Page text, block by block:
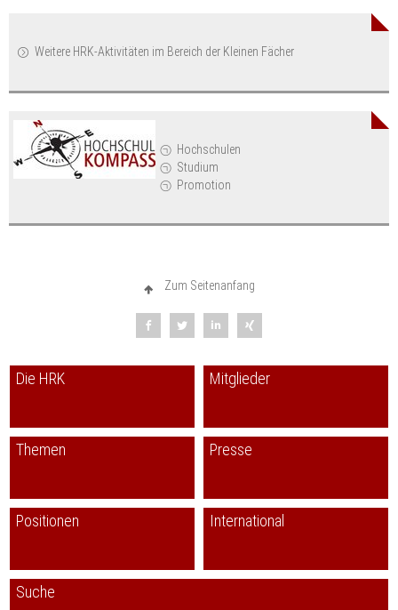
Hochschulen
Studium
Promotion
Weitere HRK-Aktivitäten im Bereich der Kleinen Fächer
Zum Seitenanfang
Die HRK Mitglieder
Themen Presse
Positionen International
Suche